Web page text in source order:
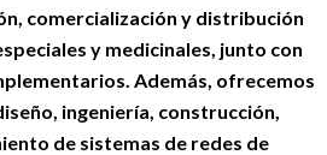
comercialización y distribución
y medicinales, junto con
Además, ofrecemos
ingeniería, construcción,
de sistemas de redes de